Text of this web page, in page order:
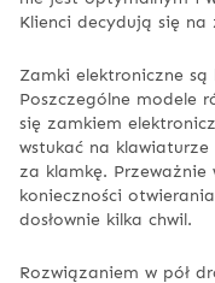
Klienci decydują się na
Zamki elektroniczne
Poszczególne modele
się zamkiem
wstukać na
za klamkę.
konieczności
dosłownie kilka chwil.
Rozwiązaniem w pół